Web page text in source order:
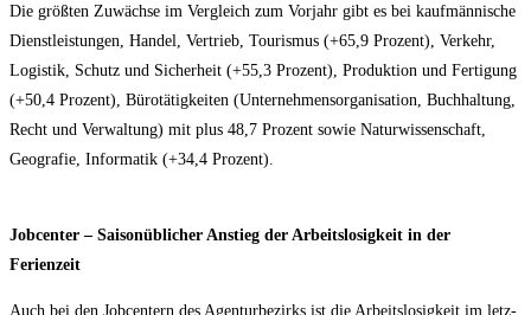
Die größ­ten Zuwäch­se im Ver­gleich zum Vor­jahr gibt es bei kauf­män­ni­sche
Dienst­leis­tun­gen, Han­del, Ver­trieb, Tou­ris­mus (+65,9 Pro­zent), Ver­kehr,
Logis­tik, Schutz und Sicher­heit (+55,3 Pro­zent), Pro­duk­ti­on und Fer­ti­gung
(+50,4 Pro­zent), Büro­tä­tig­kei­ten (Unter­neh­mens­or­ga­ni­sa­ti­on, Buch­hal­tung,
Recht und Ver­wal­tung) mit plus 48,7 Pro­zent sowie Natur­wis­sen­schaft,
Geo­gra­fie, Infor­ma­tik (+34,4 Prozent).
Job­cen­ter – Sai­son­üb­li­cher Anstieg der Arbeits­lo­sig­keit in der
Ferienzeit
Auch bei den Job­cen­tern des Agen­tur­be­zirks ist die Arbeits­lo­sig­keit im letz­